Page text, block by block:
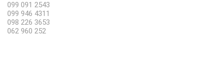
099 091 2543
099 946 4311
098 226 3653
062 960 252